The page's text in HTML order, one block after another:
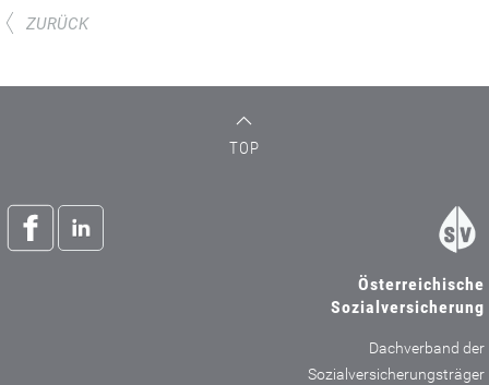
ZURÜCK
TOP
Österreichische
Sozialversicherung
Dachverband der
Sozialversicherungsträger